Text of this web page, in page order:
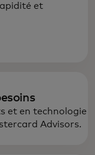
et
et en technologie
Advisors.